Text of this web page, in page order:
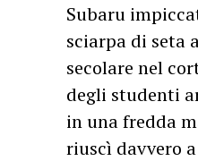
Subaru
sciarpa di seta
secolare nel
degli studenti
in una fredda
riuscì davvero